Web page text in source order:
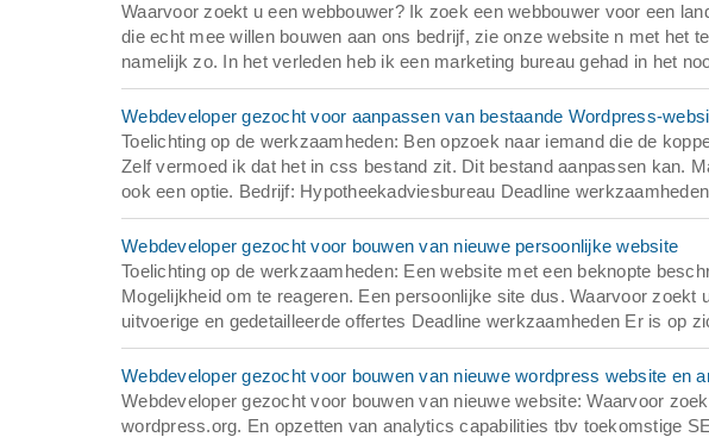
Waarvoor zoekt u een webbouwer? Ik zoek een webbouwer voor een
die echt mee willen bouwen aan ons bedrijf, zie onze website n met het
namelijk zo. In het verleden heb ik een marketing bureau gehad in het
Webdeveloper gezocht voor aanpassen van bestaande Wordpress-
Toelichting op de werkzaamheden: Ben opzoek naar iemand die de
Zelf vermoed ik dat het in css bestand zit. Dit bestand aanpassen kan.
ook een optie. Bedrijf: Hypotheekadviesbureau Deadline
Webdeveloper gezocht voor bouwen van nieuwe persoonlijke website
Toelichting op de werkzaamheden: Een website met een beknopte
Mogelijkheid om te reageren. Een persoonlijke site dus. Waarvoor zoekt
uitvoerige en gedetailleerde offertes Deadline werkzaamheden Er is op
Webdeveloper gezocht voor bouwen van nieuwe wordpress website en
Webdeveloper gezocht voor bouwen van nieuwe website: Waarvoor
wordpress.org. En opzetten van analytics capabilities tbv toekomstige